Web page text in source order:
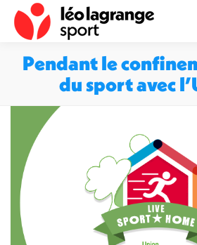
Pendant le
du sport avec